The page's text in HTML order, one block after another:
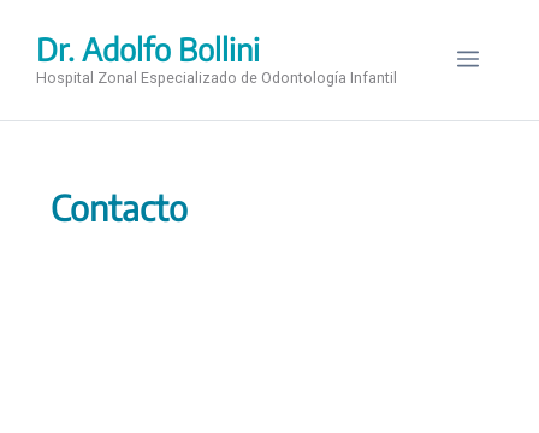
contenido
Dr. Adolfo Bollini
Hospital Zonal Especializado de Odontología Infantil
Menú
Contacto